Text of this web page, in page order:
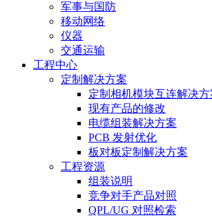
军事与国防
移动网络
仪器
交通运输
工程中心
定制解决方案
定制相机模块互连解决方
现有产品的修改
电缆组装解决方案
PCB 发射优化
板对板定制解决方案
工程资源
组装说明
竞争对手产品对照
QPL/UG 对照检索